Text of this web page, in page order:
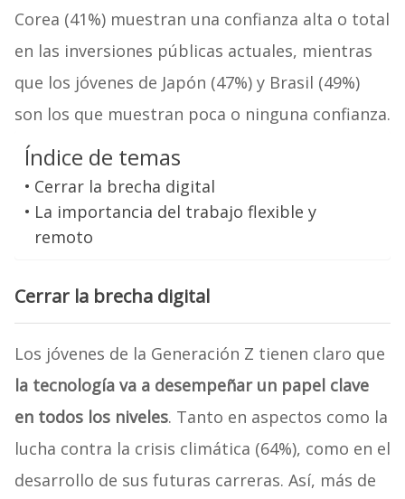
Corea (41%) muestran una confianza alta o total
en las inversiones públicas actuales, mientras
que los jóvenes de Japón (47%) y Brasil (49%)
son los que muestran poca o ninguna confianza.
Índice de temas
Cerrar la brecha digital
La importancia del trabajo flexible y
remoto
Cerrar la brecha digital
Los jóvenes de la Generación Z tienen claro que
la tecnología va a desempeñar un papel clave
en todos los niveles. Tanto en aspectos como la
lucha contra la crisis climática (64%), como en el
desarrollo de sus futuras carreras. Así, más de